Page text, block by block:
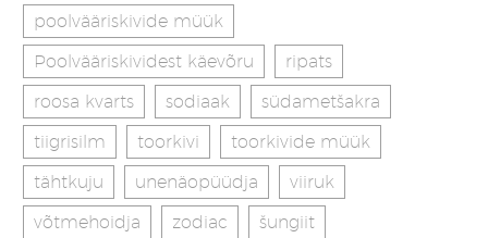
poolvääriskivide müük
Poolvääriskividest käevõru
ripats
roosa kvarts
sodiaak
südametšakra
tiigrisilm
toorkivi
toorkivide müük
tähtkuju
unenäopüüdja
viiruk
võtmehoidja
zodiac šungiit